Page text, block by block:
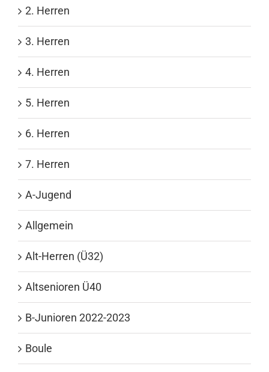
2. Herren
3. Herren
4. Herren
5. Herren
6. Herren
7. Herren
A-Jugend
Allgemein
Alt-Herren (Ü32)
Altsenioren Ü40
B-Junioren 2022-2023
Boule